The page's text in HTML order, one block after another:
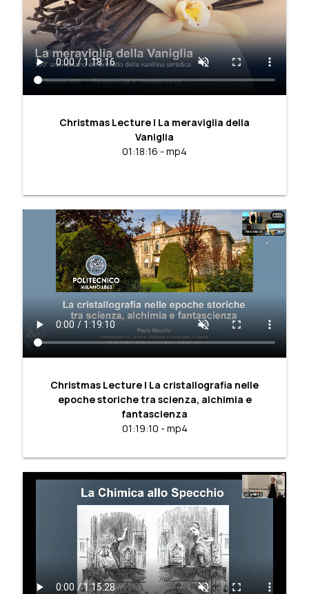
Christmas Lecture | La meraviglia della
Vaniglia
01:18:16 - mp4
Christmas Lecture | La cristallografia nelle
epoche storiche tra scienza, alchimia e
fantascienza
01:19:10 - mp4